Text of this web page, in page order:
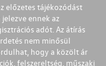
előzetes tájékozódást
ennek az
adót. Az átírás
nem minősül
hogy a közölt ár
felszereltség, műszaki